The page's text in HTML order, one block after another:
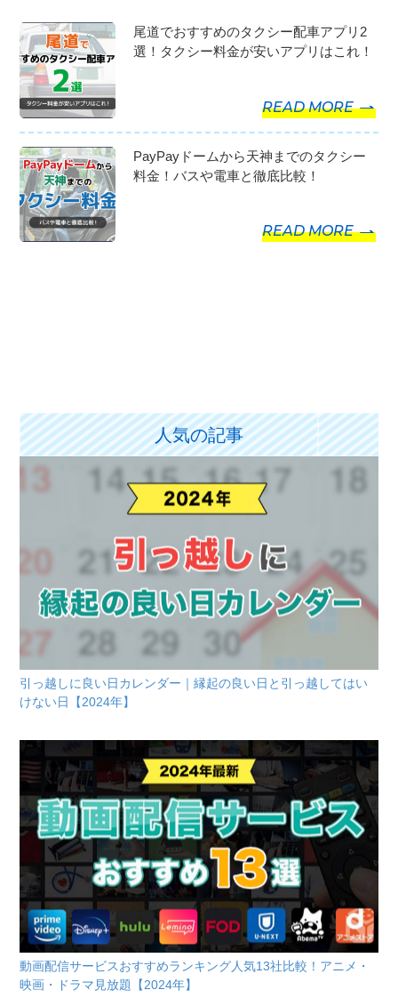
人気の記事
引っ越しに良い日カレンダー｜縁起の良い日と引っ越してはい
けない日【2024年】
動画配信サービスおすすめランキング人気13社比較！アニメ・
映画・ドラマ見放題【2024年】
尾道でおすすめのタクシー配車アプリ2
選！タクシー料金が安いアプリはこれ！
READ MORE
PayPayドームから天神までのタクシー
料金！バスや電車と徹底比較！
READ MORE